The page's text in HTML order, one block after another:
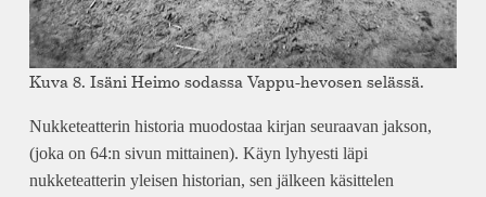
Kuva 8. Isäni Heimo sodassa Vappu-hevosen selässä.
Nukketeatterin historia muodostaa kirjan seuraavan jakson,
(joka on 64:n sivun mittainen). Käyn lyhyesti läpi
nukketeatterin yleisen historian, sen jälkeen käsittelen